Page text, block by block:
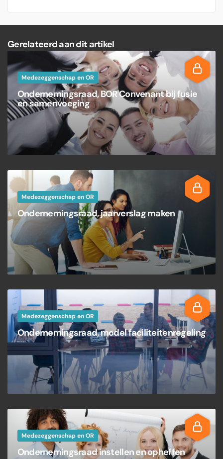
Gerelateerd aan dit artikel
Medezeggenschap en OR
Ondernemingsraad, BOR Convenant bij fusie
en samenvoeging
Medezeggenschap en OR
Ondernemingsraad, jaarverslag maken
Medezeggenschap en OR
Ondernemingsraad, model faciliteitenregeling
Medezeggenschap en OR
Ondernemingsraad instellen en opheffen